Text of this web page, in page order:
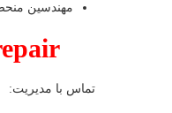
مهندسین
تماس با مدیریت: